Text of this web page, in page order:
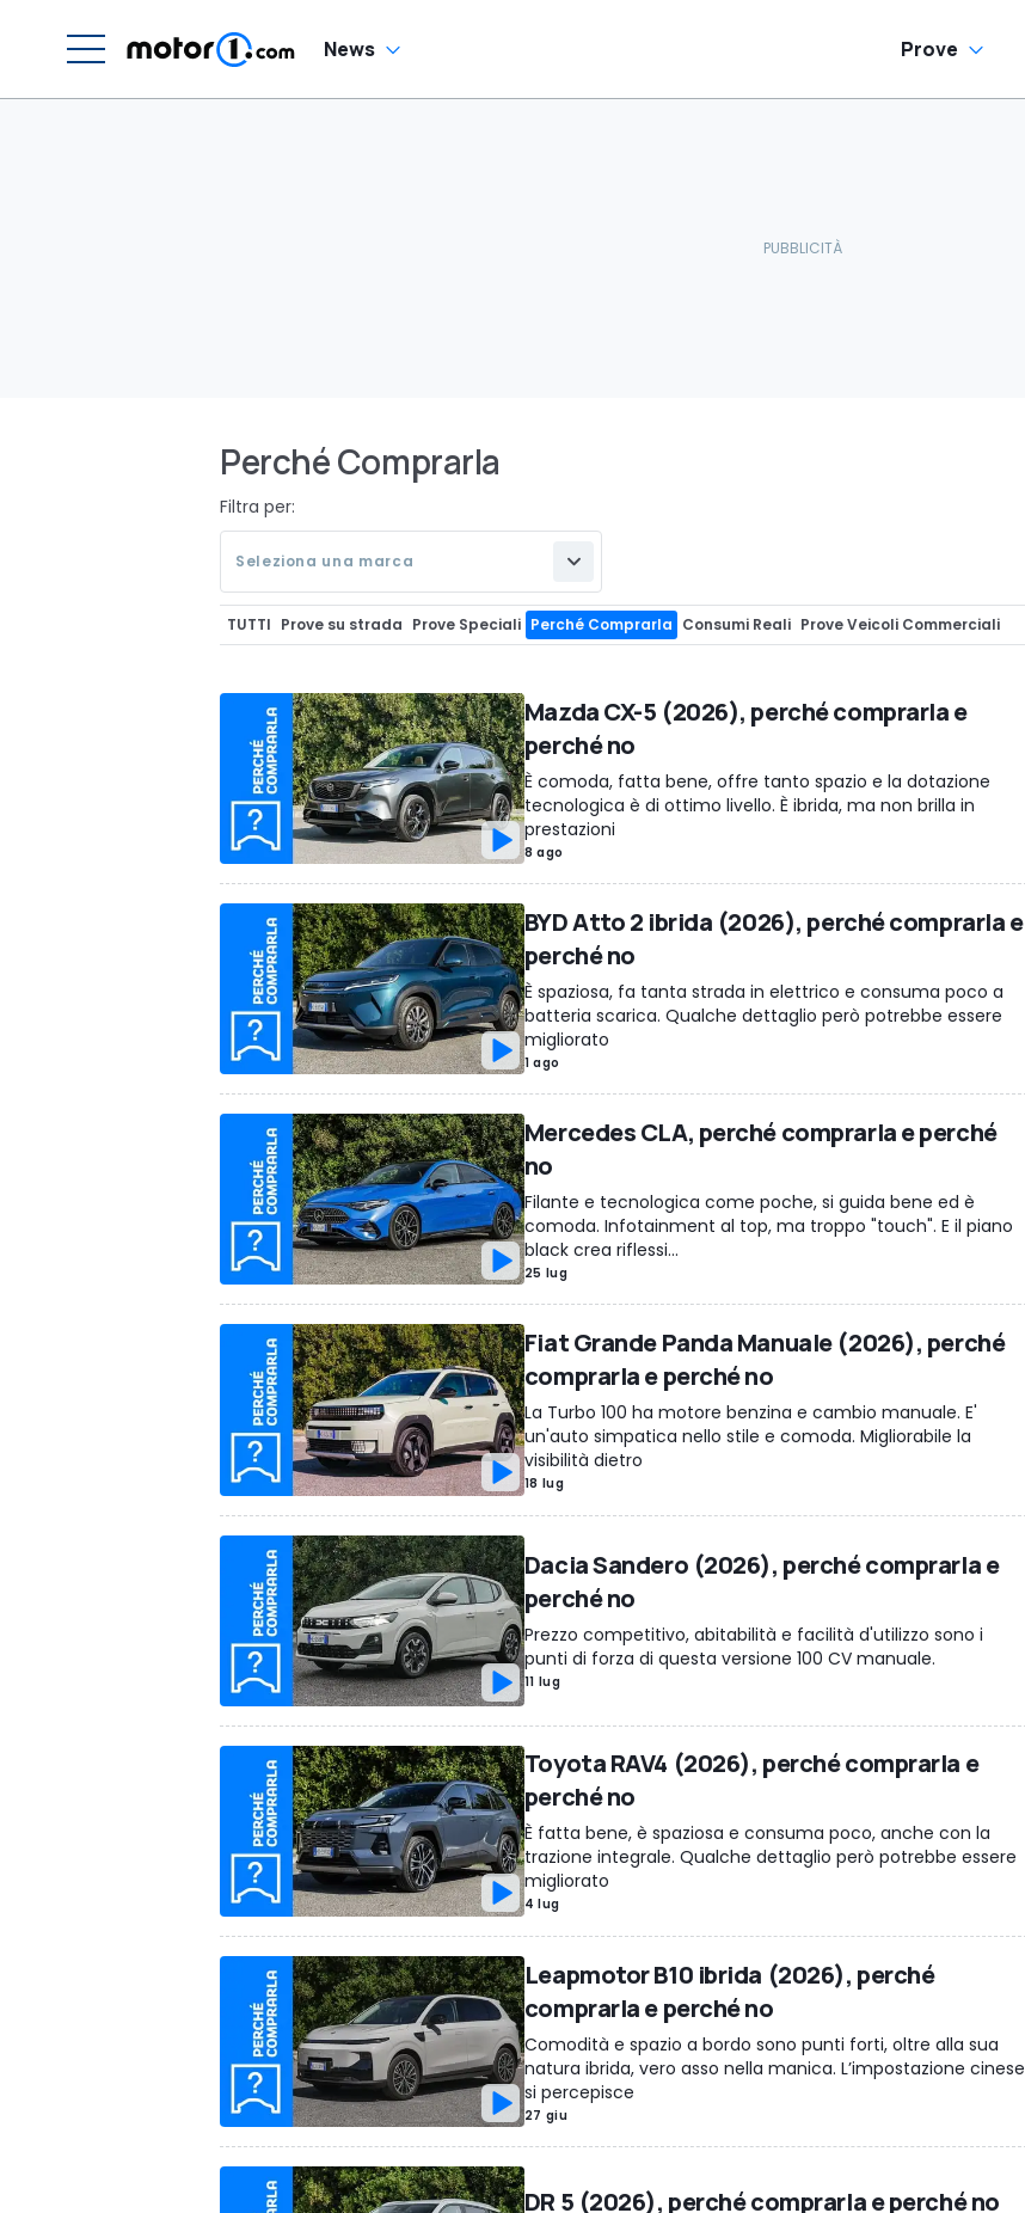
News Prove
Perché Comprarla
Filtra per:
Seleziona una marca
TUTTI Prove su strada Prove Speciali Perché Comprarla Consumi Reali Prove Veicoli Commerciali
Mazda CX-5 (2026), perché comprarla e
perché no
È comoda, fatta bene, offre tanto spazio e la dotazione
tecnologica è di ottimo livello. È ibrida, ma non brilla in
prestazioni
8 ago
BYD Atto 2 ibrida (2026), perché comprarla e
perché no
È spaziosa, fa tanta strada in elettrico e consuma poco a
batteria scarica. Qualche dettaglio però potrebbe essere
migliorato
1 ago
Mercedes CLA, perché comprarla e perché
no
Filante e tecnologica come poche, si guida bene ed è
comoda. Infotainment al top, ma troppo "touch". E il piano
black crea riflessi...
25 lug
Fiat Grande Panda Manuale (2026), perché
comprarla e perché no
La Turbo 100 ha motore benzina e cambio manuale. E'
un'auto simpatica nello stile e comoda. Migliorabile la
visibilità dietro
18 lug
Dacia Sandero (2026), perché comprarla e
perché no
Prezzo competitivo, abitabilità e facilità d'utilizzo sono i
punti di forza di questa versione 100 CV manuale.
11 lug
Toyota RAV4 (2026), perché comprarla e
perché no
È fatta bene, è spaziosa e consuma poco, anche con la
trazione integrale. Qualche dettaglio però potrebbe essere
migliorato
4 lug
Leapmotor B10 ibrida (2026), perché
comprarla e perché no
Comodità e spazio a bordo sono punti forti, oltre alla sua
natura ibrida, vero asso nella manica. L’impostazione cinese
si percepisce
27 giu
DR 5 (2026), perché comprarla e perché no